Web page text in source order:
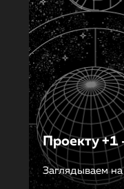
Проекту +1
Заглядываем